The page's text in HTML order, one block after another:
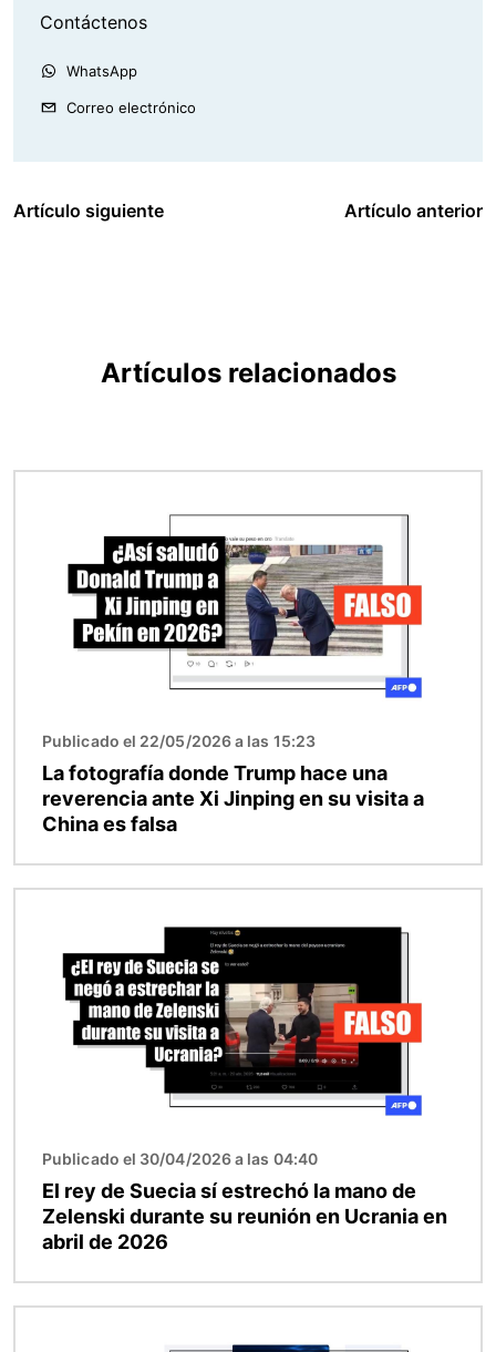
Contáctenos
WhatsApp
Correo electrónico
Artículo siguiente Artículo anterior
Artículos relacionados
Publicado el 22/05/2026 a las 15:23
La fotografía donde Trump hace una
reverencia ante Xi Jinping en su visita a
China es falsa
Publicado el 30/04/2026 a las 04:40
El rey de Suecia sí estrechó la mano de
Zelenski durante su reunión en Ucrania en
abril de 2026